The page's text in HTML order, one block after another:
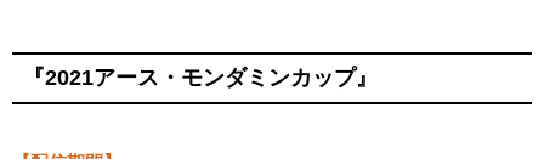
『2021アース・モンダミンカップ』